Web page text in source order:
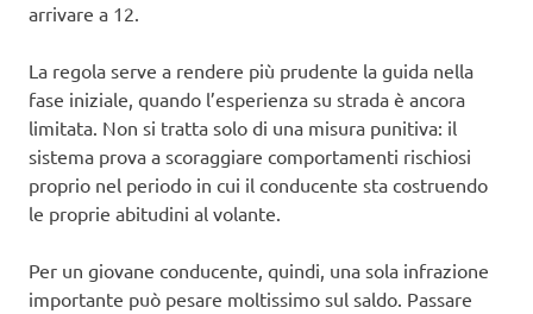
arrivare a 12.
La regola serve a rendere più prudente la guida nella
fase iniziale, quando l’esperienza su strada è ancora
limitata. Non si tratta solo di una misura punitiva: il
sistema prova a scoraggiare comportamenti rischiosi
proprio nel periodo in cui il conducente sta costruendo
le proprie abitudini al volante.
Per un giovane conducente, quindi, una sola infrazione
importante può pesare moltissimo sul saldo. Passare